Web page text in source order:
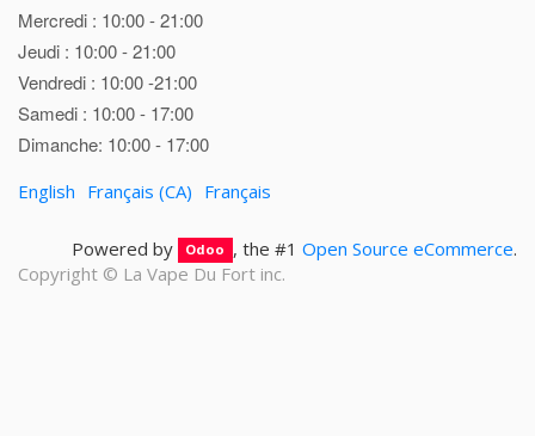
Mercredi : 10:00 - 21:00
Jeudi : 10:00 - 21:00
Vendredi : 10:00 -21:00
Samedi : 10:00 - 17:00
Dimanche: 10:00 - 17:00
English Français (CA) Français
Powered by Odoo , the #1 Open Source eCommerce.
Copyright © La Vape Du Fort inc.